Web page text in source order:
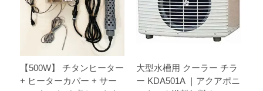
【500W】 チタンヒーター
+ ヒーターカバー + サー
大型水槽用 クーラー チラ
ー KDA501A ｜アクアポニ